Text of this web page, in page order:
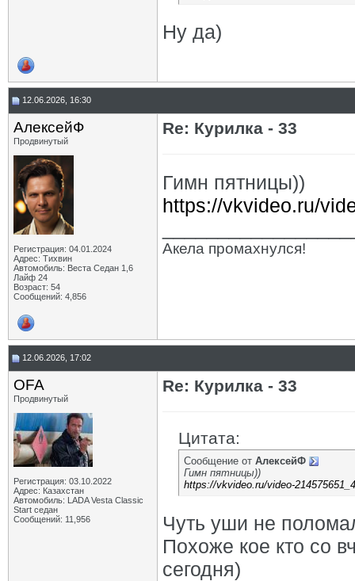
Ну да)
12.06.2026, 16:30
АлексейФ
Продвинутый
Регистрация: 04.01.2024
Адрес: Тихвин
Автомобиль: Веста Седан 1,6
Лайф 24
Возраст: 54
Сообщений: 4,856
Re: Курилка - 33
Гимн пятницы))
https://vkvideo.ru/
Акела промахнулся!
12.06.2026, 17:02
OFA
Продвинутый
Регистрация: 03.10.2022
Адрес: Казахстан
Автомобиль: LADA Vesta Classic
Start седан
Сообщений: 11,956
Re: Курилка - 33
Цитата:
Сообщение от АлексейФ
Гимн пятницы))
https://vkvideo.ru/video-
Чуть уши не
Похоже кое кто со
сегодня)